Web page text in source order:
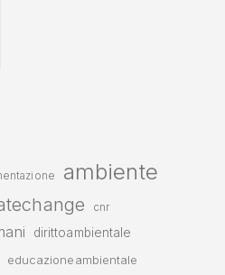
ambiente
cnr
dirittoambientale
educazioneambientale